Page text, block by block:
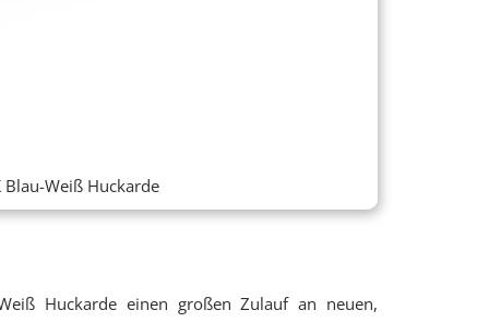
Blau-Weiß Huckarde
Huckarde einen großen Zulauf an neuen,